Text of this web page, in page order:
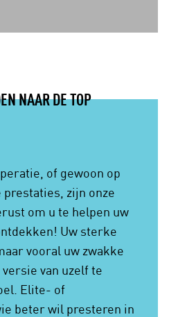
NAAR DE TOP
of gewoon op
zijn onze
om u te helpen uw
Uw sterke
vooral uw zwakke
van uzelf te
Elite- of
beter wil presteren in